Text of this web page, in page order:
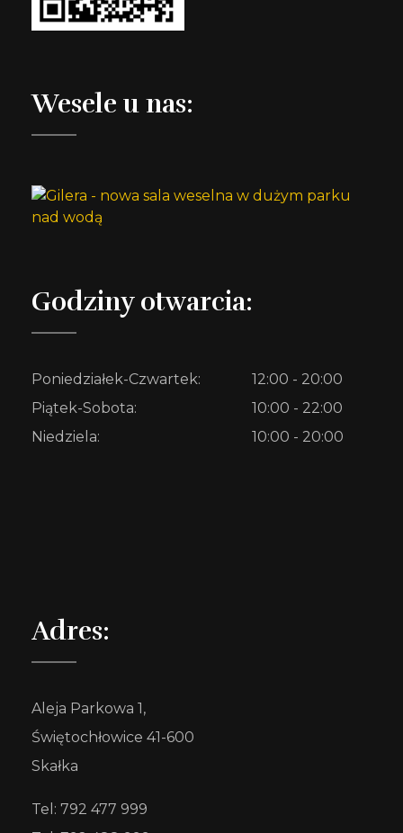
Wesele u nas:
Godziny otwarcia:
Poniedziałek-Czwartek:
12:00 - 20:00
Piątek-Sobota:
10:00 - 22:00
Niedziela:
10:00 - 20:00
Adres:
Aleja Parkowa 1,
Świętochłowice 41-600
Skałka
Tel: 792 477 999